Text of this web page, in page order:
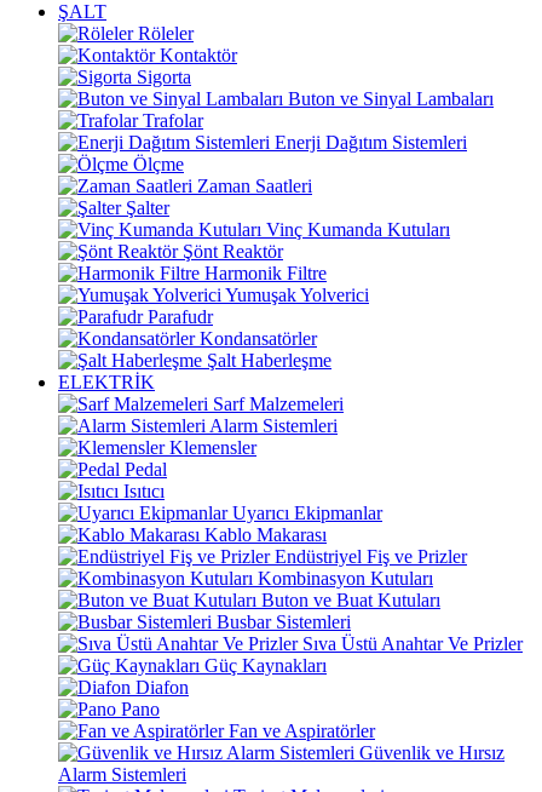
ŞALT
Röleler
Kontaktör
Sigorta
Buton ve Sinyal Lambaları
Trafolar
Enerji Dağıtım Sistemleri
Ölçme
Zaman Saatleri
Şalter
Vinç Kumanda Kutuları
Şönt Reaktör
Harmonik Filtre
Yumuşak Yolverici
Parafudr
Kondansatörler
Şalt Haberleşme
ELEKTRİK
Sarf Malzemeleri
Alarm Sistemleri
Klemensler
Pedal
Isıtıcı
Uyarıcı Ekipmanlar
Kablo Makarası
Endüstriyel Fiş ve Prizler
Kombinasyon Kutuları
Buton ve Buat Kutuları
Busbar Sistemleri
Sıva Üstü Anahtar Ve Prizler
Güç Kaynakları
Diafon
Pano
Fan ve Aspiratörler
Güvenlik ve Hırsız
Alarm Sistemleri